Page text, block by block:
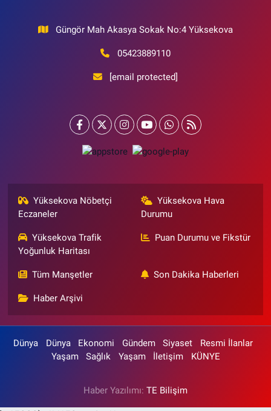
Güngör Mah Akasya Sokak No:4 Yüksekova
05423889110
[email protected]
Yüksekova Nöbetçi
Eczaneler
Yüksekova Hava
Durumu
Yüksekova Trafik
Yoğunluk Haritası
Puan Durumu ve Fikstür
Tüm Manşetler Son Dakika Haberleri
Haber Arşivi
Dünya Dünya Ekonomi Gündem Siyaset
Resmi İlanlar
Yaşam
Sağlık Yaşam İletişim KÜNYE
Haber Yazılımı: TE Bilişim